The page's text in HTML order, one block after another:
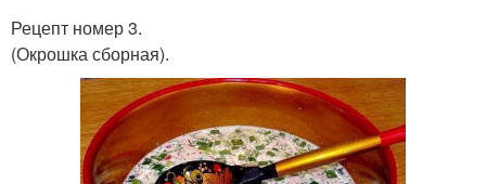
Рецепт номер 3.
(Окрошка сборная).